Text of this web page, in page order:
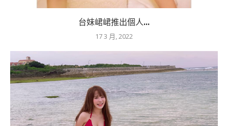
台妹峮峮推出個人...
17 3 月, 2022